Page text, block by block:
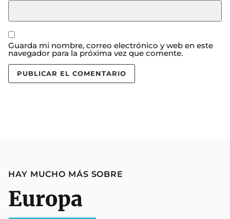
Guarda mi nombre, correo electrónico y web en este
navegador para la próxima vez que comente.
HAY MUCHO MÁS SOBRE
Europa